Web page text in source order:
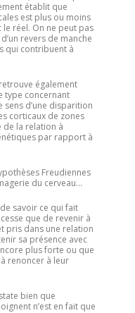
établit que
est plus ou moins
réel. On ne peut pas
revers de manche
qui contribuent à
également
type concernant
sens d’une disparition
corticaux de zones
de la relation à
par rapport à
Freudiennes
du cerveau…
savoir ce qui fait
que de revenir à
pris dans une relation
sa présence avec
plus forte ou que
renoncer à leur
bien que
n’est en fait que